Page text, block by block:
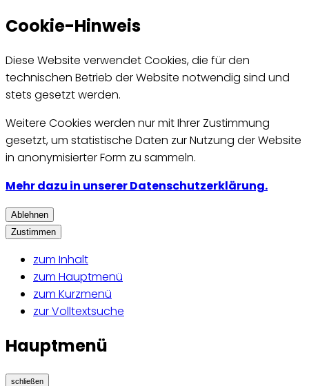
Cookie-Hinweis
Diese Website verwendet Cookies, die für den
technischen Betrieb der Website notwendig sind und
stets gesetzt werden.
Weitere Cookies werden nur mit Ihrer Zustimmung
gesetzt, um statistische Daten zur Nutzung der Website
in anonymisierter Form zu sammeln.
Mehr dazu in unserer Datenschutzerklärung.
Ablehnen
Zustimmen
zum Inhalt
zum Hauptmenü
zum Kurzmenü
zur Volltextsuche
Hauptmenü
schließen